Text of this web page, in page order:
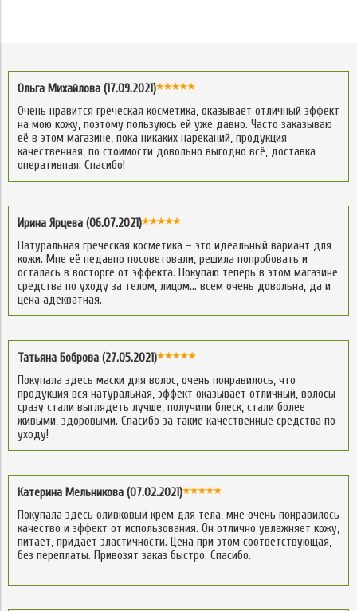
Ольга Михайлова (17.09.2021)
Очень нравится греческая косметика, оказывает отличный эффект
на мою кожу, поэтому пользуюсь ей уже давно. Часто заказываю
её в этом магазине, пока никаких нареканий, продукция
качественная, по стоимости довольно выгодно всё, доставка
оперативная. Спасибо!
Ирина Ярцева (06.07.2021)
Натуральная греческая косметика – это идеальный вариант для
кожи. Мне её недавно посоветовали, решила попробовать и
осталась в восторге от эффекта. Покупаю теперь в этом магазине
средства по уходу за телом, лицом… всем очень довольна, да и
цена адекватная.
Татьяна Боброва (27.05.2021)
Покупала здесь маски для волос, очень понравилось, что
продукция вся натуральная, эффект оказывает отличный, волосы
сразу стали выглядеть лучше, получили блеск, стали более
живыми, здоровыми. Спасибо за такие качественные средства по
уходу!
Катерина Мельникова (07.02.2021)
Покупала здесь оливковый крем для тела, мне очень понравилось
качество и эффект от использования. Он отлично увлажняет кожу,
питает, придает эластичности. Цена при этом соответствующая,
без переплаты. Привозят заказ быстро. Спасибо.